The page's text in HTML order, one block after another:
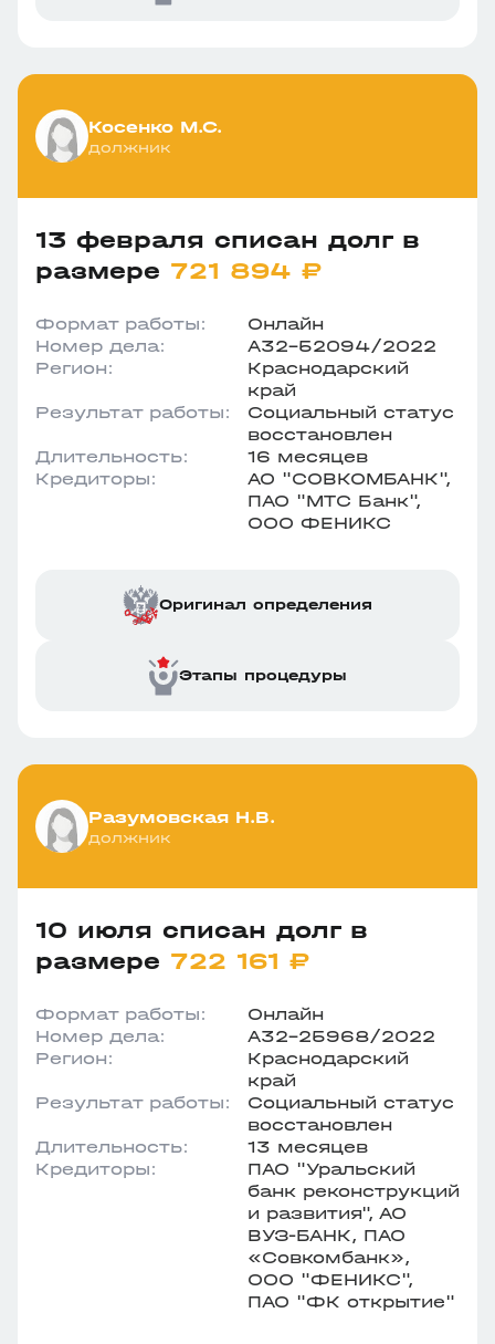
Косенко М.С.
должник
13 февраля списан долг в
размере 721 894 ₽
Формат работы:
Онлайн
Номер дела:
А32-52094/2022
Регион:
Краснодарский
край
Результат работы:
Социальный статус
восстановлен
Длительность:
16 месяцев
Кредиторы:
АО "СОВКОМБАНК",
ПАО "МТС Банк",
ООО ФЕНИКС
Оригинал определения
Этапы процедуры
Разумовская Н.В.
должник
10 июля списан долг в
размере 722 161 ₽
Формат работы:
Онлайн
Номер дела:
А32-25968/2022
Регион:
Краснодарский
край
Результат работы:
Социальный статус
восстановлен
Длительность:
13 месяцев
Кредиторы:
ПАО "Уральский
банк реконструкций
и развития", АО
ВУЗ-БАНК, ПАО
«Совкомбанк»,
ООО "ФЕНИКС",
ПАО "ФК открытие"